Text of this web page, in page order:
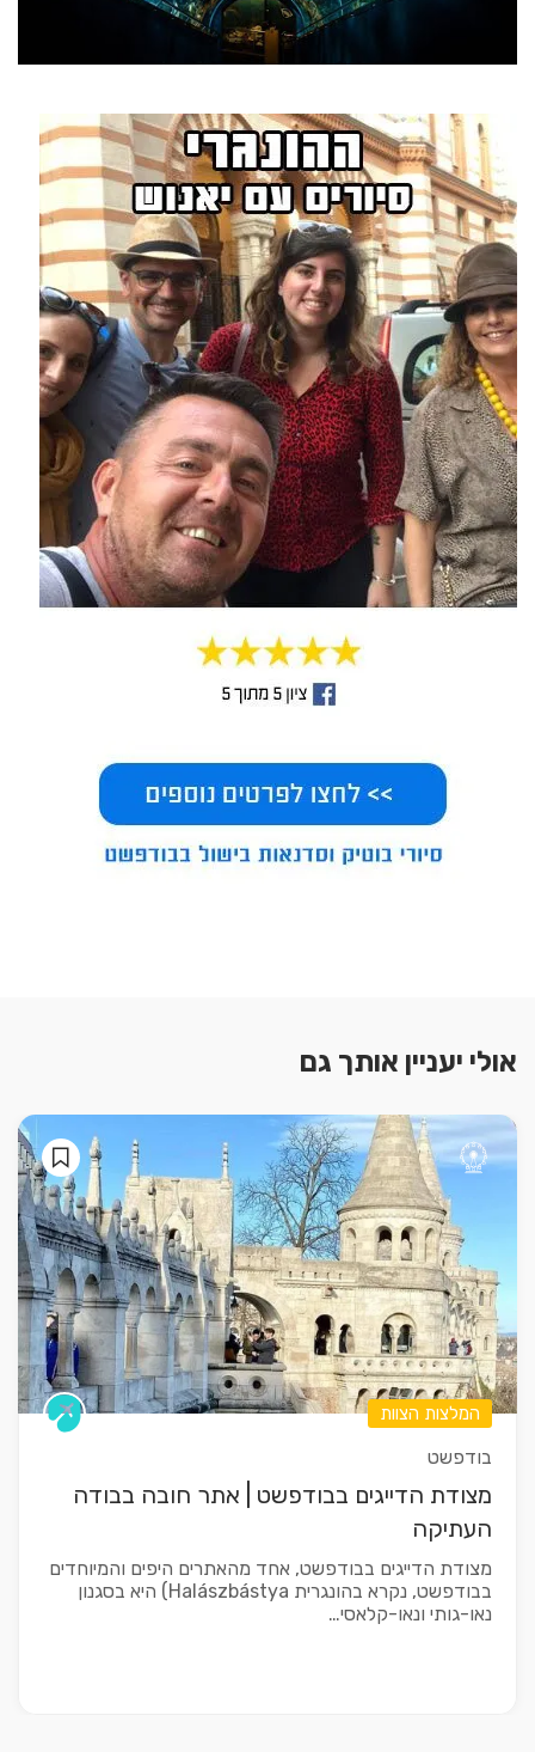
אולי יעניין אותך גם
המלצות הצוות
בודפשט
מצודת הדייגים בבודפשט | אתר חובה בבודה
העתיקה
מצודת הדייגים בבודפשט, אחד מהאתרים היפים והמיוחדים
בבודפשט, נקרא בהונגרית Halászbástya) היא בסגנון
נאו-גותי ונאו-קלאסי…